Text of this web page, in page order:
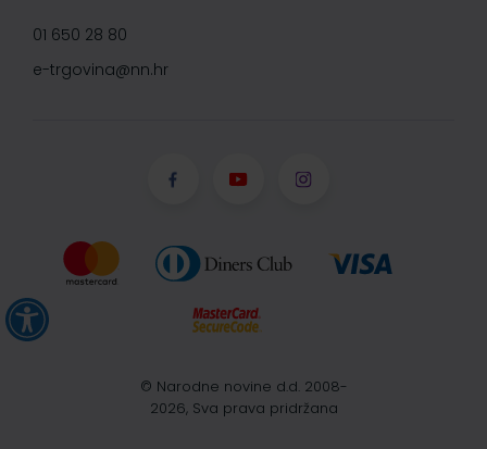
01 650 28 80
e-trgovina@nn.hr
© Narodne novine d.d. 2008-
2026, Sva prava pridržana